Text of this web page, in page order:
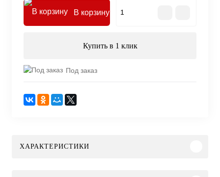
В корзину
Купить в 1 клик
Под заказ
ХАРАКТЕРИСТИКИ